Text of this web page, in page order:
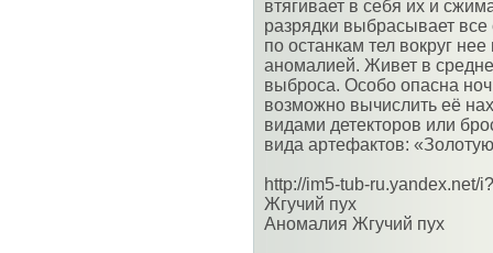
втягивает в себя их и
разрядки выбрасывает
по останкам тел вокруг
аномалией. Живет в
выброса. Особо опасна
возможно вычислить её
видами детекторов или
вида артефактов:
http://im5-tub-ru.yandex.net/
Жгучий пух
Аномалия Жгучий пух